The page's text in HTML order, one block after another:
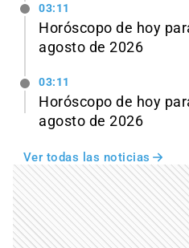
03:11
Horóscopo de hoy
agosto de 2026
03:11
Horóscopo de hoy
agosto de 2026
Ver todas las noticias